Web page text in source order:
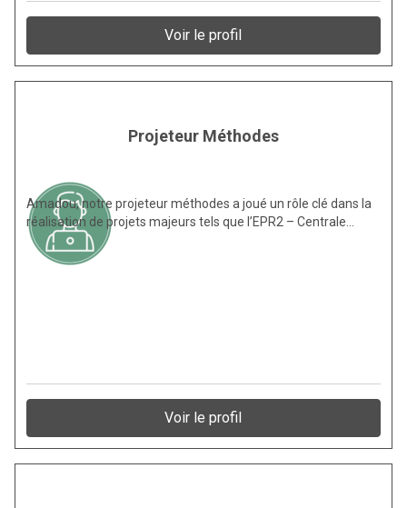
Voir le profil
Projeteur Méthodes
Amadou, notre projeteur méthodes a joué un rôle clé dans la
réalisation de projets majeurs tels que l’EPR2 – Centrale…
Voir le profil